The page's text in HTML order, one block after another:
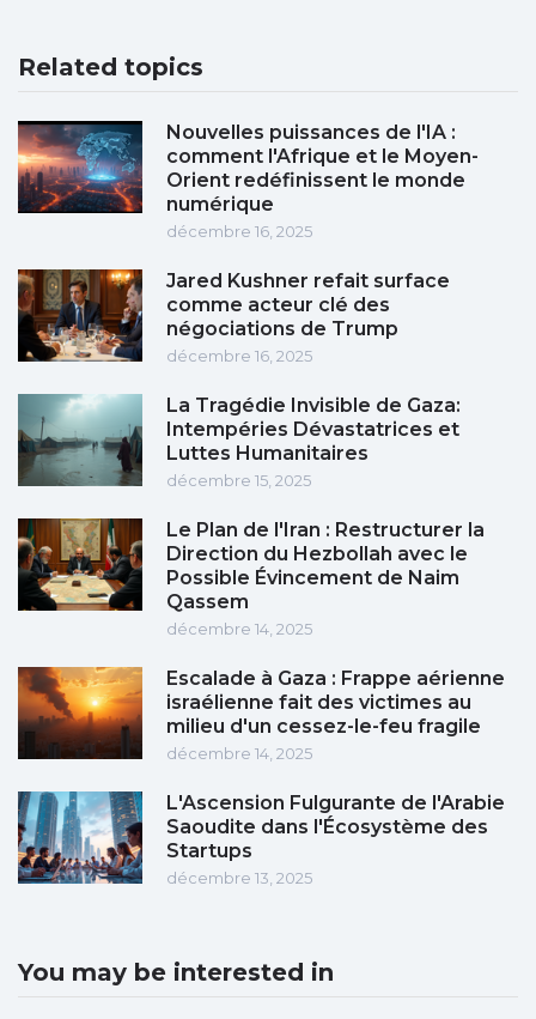
Related topics
Nouvelles puissances de l'IA :
comment l'Afrique et le Moyen-
Orient redéfinissent le monde
numérique
décembre 16, 2025
Jared Kushner refait surface
comme acteur clé des
négociations de Trump
décembre 16, 2025
La Tragédie Invisible de Gaza:
Intempéries Dévastatrices et
Luttes Humanitaires
décembre 15, 2025
Le Plan de l'Iran : Restructurer la
Direction du Hezbollah avec le
Possible Évincement de Naim
Qassem
décembre 14, 2025
Escalade à Gaza : Frappe aérienne
israélienne fait des victimes au
milieu d'un cessez-le-feu fragile
décembre 14, 2025
L'Ascension Fulgurante de l'Arabie
Saoudite dans l'Écosystème des
Startups
décembre 13, 2025
You may be interested in